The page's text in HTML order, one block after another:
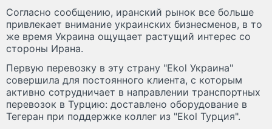
Согласно сообщению, иранский рынок все больше
привлекает внимание украинских бизнесменов, в то
же время Украина ощущает растущий интерес со
стороны Ирана.
Первую перевозку в эту страну "Ekol Украина"
совершила для постоянного клиента, с которым
активно сотрудничает в направлении транспортных
перевозок в Турцию: доставлено оборудование в
Тегеран при поддержке коллег из "Ekol Турция".